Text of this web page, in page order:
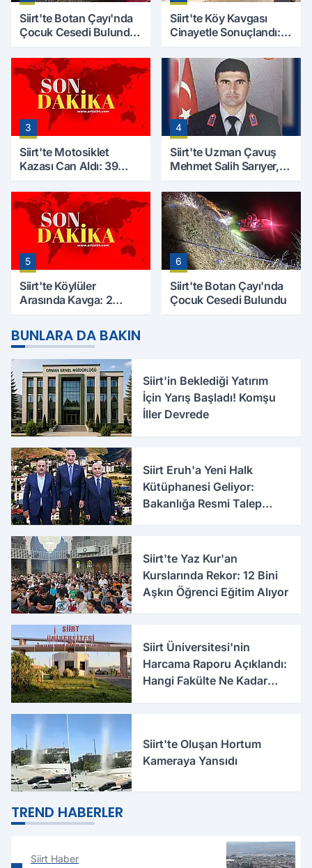
Siirt'te Botan Çayı'nda
Çocuk Cesedi Bulundu:
Çalışmaları Başlıyor
Siirt'te Köy Kavgası
Cinayetle Sonuçlandı:
Kaybetti
3
Siirt'te Motosiklet
Kazası Can Aldı: 39
Hayatını Kaybetti
4
Siirt'te Uzman Çavuş
Mehmet Salih Sarıyer,
5
Siirt'te Köylüler
Arasında Kavga: 2
Ağır
6
Siirt'te Botan Çayı'nda
Çocuk Cesedi Bulundu
BUNLARA DA BAKIN
Siirt'in Beklediği Yatırım
İçin Yarış Başladı! Komşu
İller Devrede
Siirt Eruh'a Yeni Halk
Kütüphanesi Geliyor:
Bakanlığa Resmi Talep
Siirt'te Yaz Kur'an
Kurslarında Rekor: 12 Bini
Aşkın Öğrenci Eğitim Alıyor
Siirt Üniversitesi'nin
Harcama Raporu Açıklandı:
Hangi Fakülte Ne Kadar
Siirt'te Oluşan Hortum
Kameraya Yansıdı
TREND HABERLER
Siirt Haber